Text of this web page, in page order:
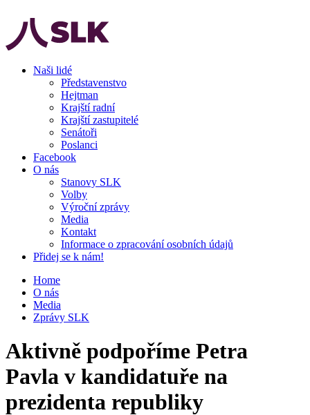
Naši lidé
Představenstvo
Hejtman
Krajští radní
Krajští zastupitelé
Senátoři
Poslanci
Facebook
O nás
Stanovy SLK
Volby
Výroční zprávy
Media
Kontakt
Informace o zpracování osobních údajů
Přidej se k nám!
Home
O nás
Media
Zprávy SLK
Aktivně podpoříme Petra
Pavla v kandidatuře na
prezidenta republiky